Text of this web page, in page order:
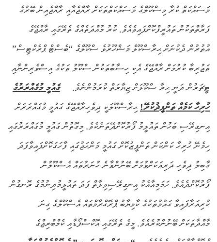
މަސައްކަތް ކުރާ މިސްކޫލްގެ މަސައްކަތްތަކަށް ރާއްޖެއާއި ރާއްޖެއިން ބޭރުގެ
ފަރާތްތަކުން ތައުރީފްކޮށްފައިވެއެވެ. ކުރު މުއްދަތެއްގެ ތެރޭގައި ރާއްޖޭގެ
އުތުރުން ދެކުނަށް ޙިރާސްކޫލް މަޝްހޫރުވެ ސްކޫލްގެ “ބެސްޓް ޕްރެކްޓިސް”
ތަޖުރިބާ ކުރުމަށް ރާއްޖޭގެ އެކި ހިސާބުތަކުން ސްކޫލު ތަކުގެ އިސްވެރިންނާއި
ޓީޗަރުން ދަނީ ޙިރާ ސްކޫލަށް ޒިޔާރަތް ކުރަމުންނެވެ.ޤައުމީ މުޤައްރަރުގެ
ހުރިހާ ކަމެއް ތަންފީޛުކުރޭ! ޙިރާސްކޫލަކީ ދިވެހިރާއްޖޭގެ ގައުމީ މުގައްރަރަށް
އިނގިރޭސި ބަހުން ތައުލީމު ފޯރުކޮށްދޭތަނެކެވެ. މިގޮތުން ގައުމީ މުގައްރަރުގައި
ހިމެނޭ ހުރިހާ ކަންކަން ތަންފީޒުކޮށް ގައުމީ މަންހަޖުގައި ފާހަގަކޮށްފައިވާފަދަ
ގާބިލު ދިވެހި ދަރިއަކަށްވުމަށް ބޭނުންވާނެ ހުނަރުތައް އެސްކޫލުން
ފޯރުކޮށްދެއެވެ. ހަމަމިއާއެކު އިނގިރޭސިވިލާތް ފަދަ ތައުލީމުދިނުމުގެ ރޮނގުން
ކުރިއަރާފައިވާ ގައުމުތަކުގެ ކާމިޔާބު ޕްރޮގްރާމްތައް އެސްކޫލްގެ ގިނަ
މާއްދާތަކަށް ބޭނުންކުރެއެވެ. މީގެ ތެރޭގައި އޮކްސްފޯޑާއި ކެމްބްރިޖްގެ